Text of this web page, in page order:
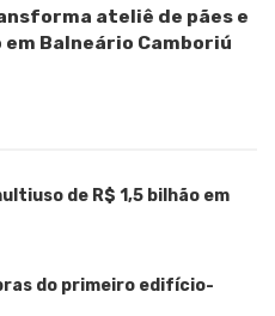
ateliê de pães e
Balneário Camboriú
de R$ 1,5 bilhão em
do primeiro edifício-